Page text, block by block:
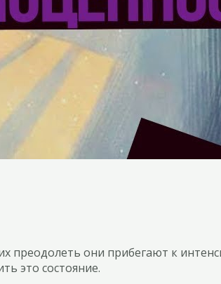
преодолеть они прибегают к
это состояние.